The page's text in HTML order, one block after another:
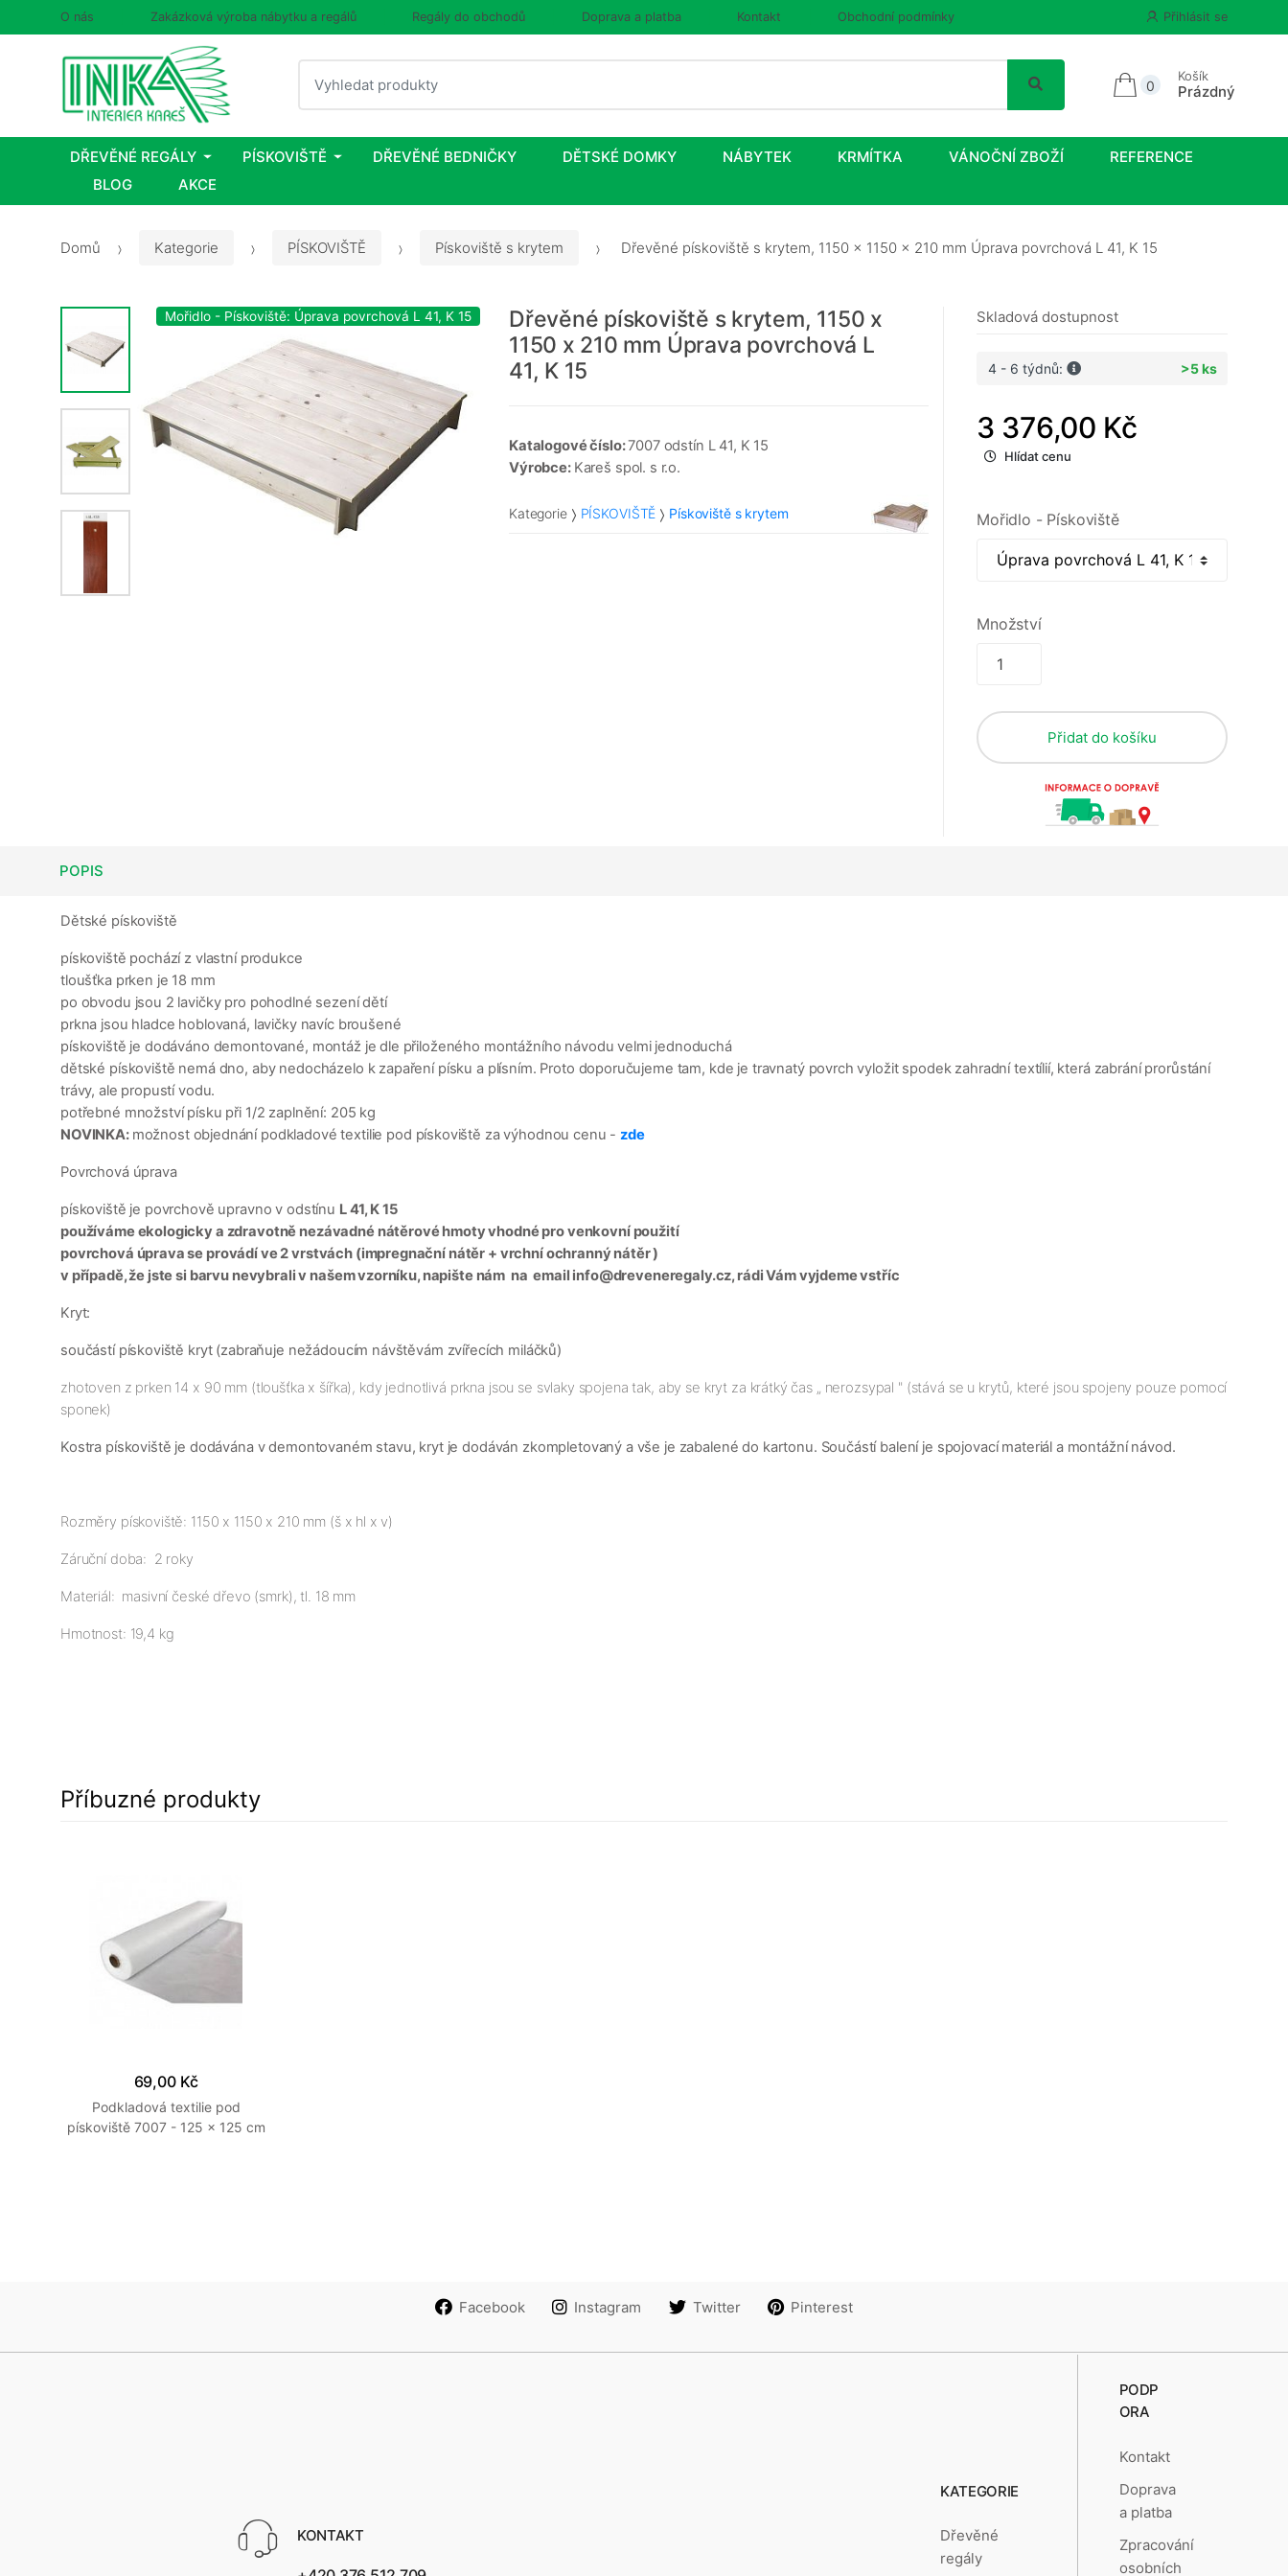
O nás Zakázková výroba nábytku a regálů Regály do obchodů Doprava a platba Kontakt Obchodní podmínky Přihlásit se
Vyhledat
0
Košík
Prázdný
DŘEVĚNÉ REGÁLY PÍSKOVIŠTĚ DŘEVĚNÉ BEDNIČKY DĚTSKÉ DOMKY NÁBYTEK KRMÍTKA VÁNOČNÍ ZBOŽÍ
REFERENCE
BLOG
AKCE
Domů Kategorie PÍSKOVIŠTĚ Pískoviště s krytem Dřevěné pískoviště s krytem, 1150 x 1150 x 210 mm Úprava povrchová L 41, K 15
Mořidlo - Pískoviště: Úprava povrchová L 41, K 15
Dřevěné pískoviště s krytem, 1150 x
1150 x 210 mm Úprava povrchová L
41, K 15
Katalogové číslo:7007 odstín L 41, K 15
Výrobce: Kareš spol. s r.o.
Kategorie PÍSKOVIŠTĚ Pískoviště s krytem
Skladová dostupnost
4 - 6 týdnů: >5 ks
3 376,00 Kč
Hlídat cenu
Mořidlo - Pískoviště
Množství
Přidat do košíku
POPIS
Dětské pískoviště
pískoviště pochází z vlastní produkce
tloušťka prken je 18 mm
po obvodu jsou 2 lavičky pro pohodlné sezení dětí
prkna jsou hladce hoblovaná, lavičky navíc broušené
pískoviště je dodáváno demontované, montáž je dle přiloženého montážního návodu velmi jednoduchá
dětské pískoviště nemá dno, aby nedocházelo k zapaření písku a plísním. Proto doporučujeme tam, kde je travnatý povrch vyložit spodek zahradní textílií, která zabrání prorůstání
trávy, ale propustí vodu.
potřebné množství písku při 1/2 zaplnění: 205 kg
NOVINKA: možnost objednání podkladové textilie pod pískoviště za výhodnou cenu -zde
Povrchová úprava
pískoviště je povrchově upravno v odstínu L 41, K 15
používáme ekologicky a zdravotně nezávadné nátěrové hmoty vhodné pro venkovní použití
povrchová úprava se provádí ve 2 vrstvách (impregnační nátěr + vrchní ochranný nátěr )
v případě, že jste si barvu nevybrali v našem vzorníku, napište nám na email info@dreveneregaly.cz, rádi Vám vyjdeme vstříc
Kryt:
součástí pískoviště kryt (zabraňuje nežádoucím návštěvám zvířecích miláčků)
zhotoven z prken 14 x 90 mm (tloušťka x šířka), kdy jednotlivá prkna jsou se svlaky spojena tak, aby se kryt za krátký čas „ nerozsypal " (stává se u krytů, které jsou spojeny pouze pomocí
sponek)
Kostra pískoviště je dodávána v demontovaném stavu, kryt je dodáván zkompletovaný a vše je zabalené do kartonu. Součástí balení je spojovací materiál a montážní návod.
Rozměry pískoviště: 1150 x 1150 x 210 mm (š x hl x v)
Záruční doba: 2 roky
Materiál: masivní české dřevo (smrk), tl. 18 mm
Hmotnost: 19,4 kg
Příbuzné produkty
69,00 Kč
Podkladová textilie pod
pískoviště 7007 - 125 x 125 cm
Facebook Instagram Twitter Pinterest
KONTAKT
KATEGORIE
Dřevěné
regály
PODP
ORA
Kontakt
Doprava
a platba
Zpracování
osobních